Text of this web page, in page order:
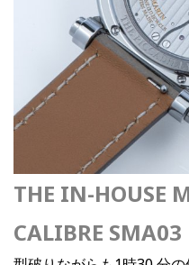
THE IN-HOUSE
CALIBRE SMA03